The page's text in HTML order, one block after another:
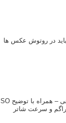
و سرعت شاتر